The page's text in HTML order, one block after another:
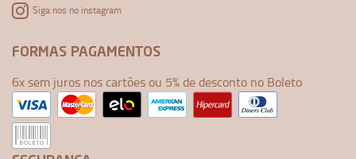
Siga nos no instagram
FORMAS PAGAMENTOS
6x sem juros nos cartões ou 5% de desconto no Boleto